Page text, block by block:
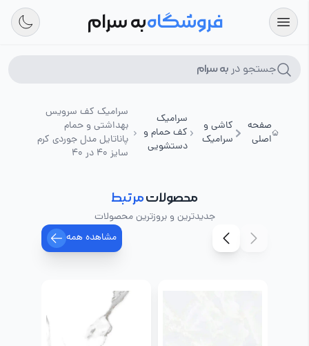
فروشگاهبه سرام
جستجو در به سرام
صفحه
اصلی
کاشی و
سرامیک
سرامیک
کف حمام و
دستشویی
سرامیک کف سرویس
بهداشتی و حمام
پاناتایل مدل جوردی کرم
سایز 40 در 40
محصولاتمرتبط
جدیدترین و بروزترین محصولات
مشاهده همه